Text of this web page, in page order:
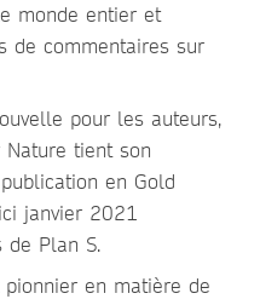
monde entier et
de commentaires sur
pour les auteurs,
tient son
en Gold
janvier 2021
de Plan S.
en matière de